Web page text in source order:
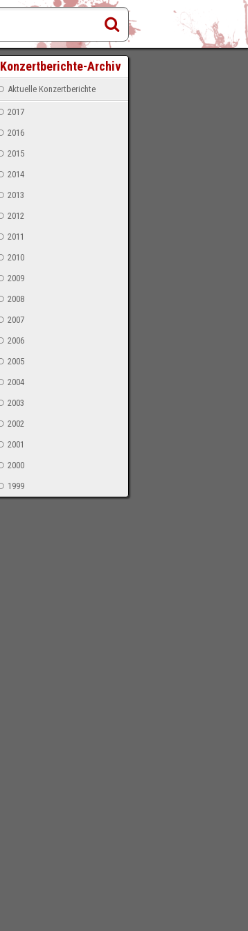
Konzertberichte-Archiv
Aktuelle Konzertberichte
2017
2016
2015
2014
2013
2012
2011
2010
2009
2008
2007
2006
2005
2004
2003
2002
2001
2000
1999